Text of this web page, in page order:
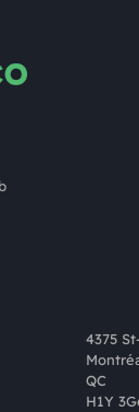
4375
QC
H1Y